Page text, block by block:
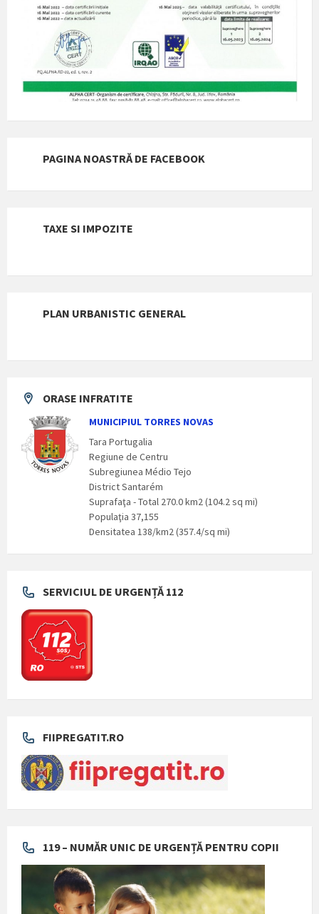
PAGINA NOASTRĂ DE FACEBOOK
TAXE SI IMPOZITE
PLAN URBANISTIC GENERAL
ORASE INFRATITE
MUNICIPIUL TORRES NOVAS
Tara Portugalia
Regiune de Centru
Subregiunea Médio Tejo
District Santarém
Suprafaţa - Total 270.0 km2 (104.2 sq mi)
Populaţia 37,155
Densitatea 138/km2 (357.4/sq mi)
SERVICIUL DE URGENȚĂ 112
FIIPREGATIT.RO
119 – NUMĂR UNIC DE URGENȚĂ PENTRU COPII